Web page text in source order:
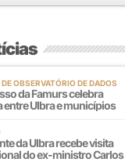
OBSERVATÓRIO DE DADOS
da Famurs celebra
entre Ulbra e municípios
da Ulbra recebe visita
do ex-ministro Carlos